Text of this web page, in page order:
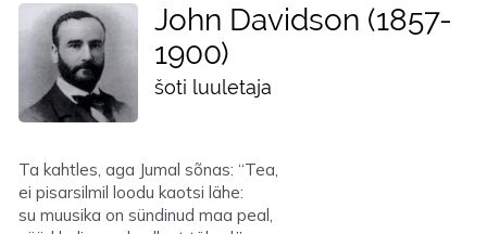
John Davidson 1857-
1900
šoti luuletaja
Ta kahtles, aga Jumal sõnas: “Tea,
ei pisarsilmil loodu kaotsi lähe:
su muusika on sündinud maa peal,